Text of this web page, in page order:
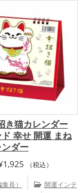
・家族運アップ,総合
き猫カレンダー
幸せ 開運 まね
ダー
1,925 （税込）
長）
開運インテ